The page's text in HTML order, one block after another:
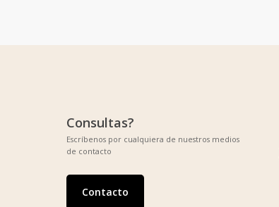
Consultas?
Escríbenos por cualquiera de nuestros medios
de contacto
Contacto